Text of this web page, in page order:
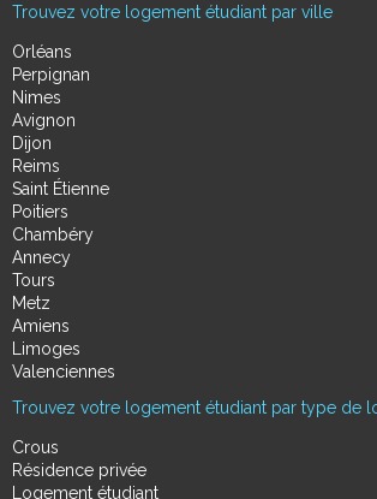
Trouvez votre logement étudiant par ville
Orléans
Perpignan
Nimes
Avignon
Dijon
Reims
Saint Étienne
Poitiers
Chambéry
Annecy
Tours
Metz
Amiens
Limoges
Valenciennes
Trouvez votre logement étudiant par type de
Crous
Résidence privée
Logement étudiant